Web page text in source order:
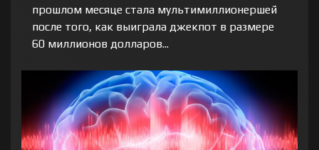
прошлом месяце стала мультимиллионершей
после того, как выиграла джекпот в размере
60 миллионов долларов...